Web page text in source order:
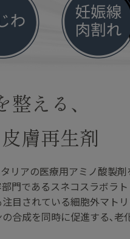
える、
膚再生剤
リアの医療用アミノ酸製
門であるスネコスラボラ
目されている細胞外マト
合成を同時に促進する､老